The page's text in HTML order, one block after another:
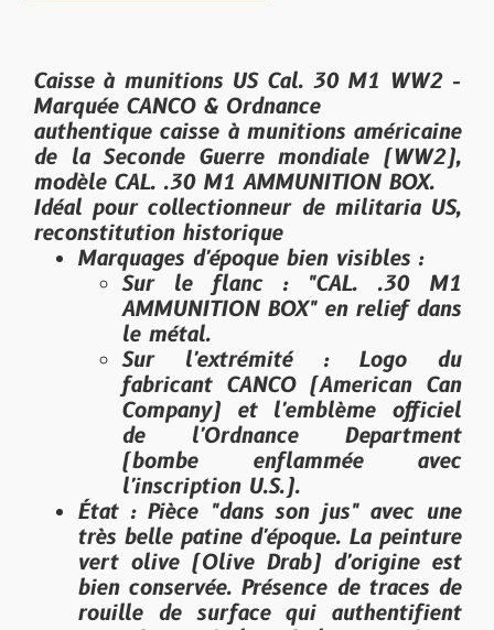
Caisse à munitions US Cal. 30 M1 WW2 -
Marquée CANCO & Ordnance
authentique caisse à munitions américaine
de la Seconde Guerre mondiale (WW2),
modèle CAL. .30 M1 AMMUNITION BOX.
Idéal pour collectionneur de militaria US,
reconstitution historique
Marquages d'époque bien visibles :
Sur le flanc : "CAL. .30 M1
AMMUNITION BOX" en relief dans
le métal.
Sur l'extrémité : Logo du
fabricant CANCO(American Can
Company) et l'emblème officiel
de l'Ordnance Department
(bombe enflammée avec
l'inscription U.S.).
État :Pièce "dans son jus" avec une
très belle patine d'époque. La peinture
vert olive (Olive Drab) d'origine est
bien conservée. Présence de traces de
rouille de surface qui authentifient